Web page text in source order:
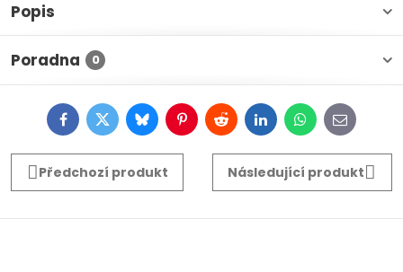
Popis
Poradna 0
FacebookTwitterBlueskyPinterestRedditLinkedInWhatsApp
E-
mail
Předchozí produkt
Následující produkt